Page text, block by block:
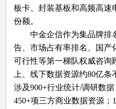
板卡、封装基板和高频高速
份额。
中金企信作为集品牌排
告、市场占有率排名、国产
可行性等第一梯队权威咨
上、线下数据资源约80亿条
涉及900+行业统计/调研数
450+项三方商业数据资源；